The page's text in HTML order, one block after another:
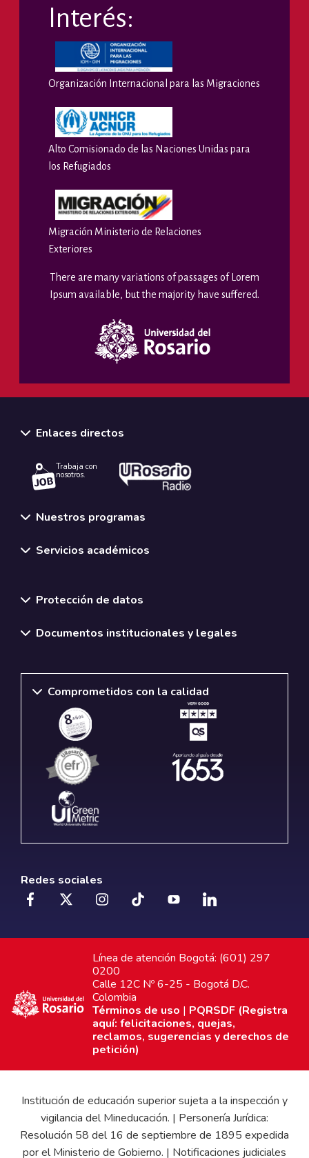
Interés:
Organización Internacional para las Migraciones
Alto Comisionado de las Naciones Unidas para
los Refugiados
Migración Ministerio de Relaciones
Exteriores
There are many variations of passages of Lorem
Ipsum available, but the majority have suffered.
Enlaces directos
Trabaja con
nosotros.
Nuestros programas
Servicios académicos
Protección de datos
Documentos institucionales y legales
Comprometidos con la calidad
Redes sociales
Línea de atención Bogotá: (601) 297
0200
Calle 12C Nº 6-25 - Bogotá D.C.
Colombia
Términos de uso | PQRSDF (Registra
aquí: felicitaciones, quejas,
reclamos, sugerencias y derechos de
petición)
Institución de educación superior sujeta a la inspección y
vigilancia del Mineducación. | Personería Jurídica:
Resolución 58 del 16 de septiembre de 1895 expedida
por el Ministerio de Gobierno. | Notificaciones judiciales